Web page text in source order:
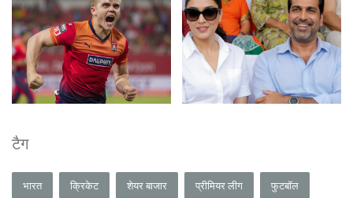
टैग
भारत क्रिकेट शेयर बाजार प्रीमियर लीग फुटबॉल